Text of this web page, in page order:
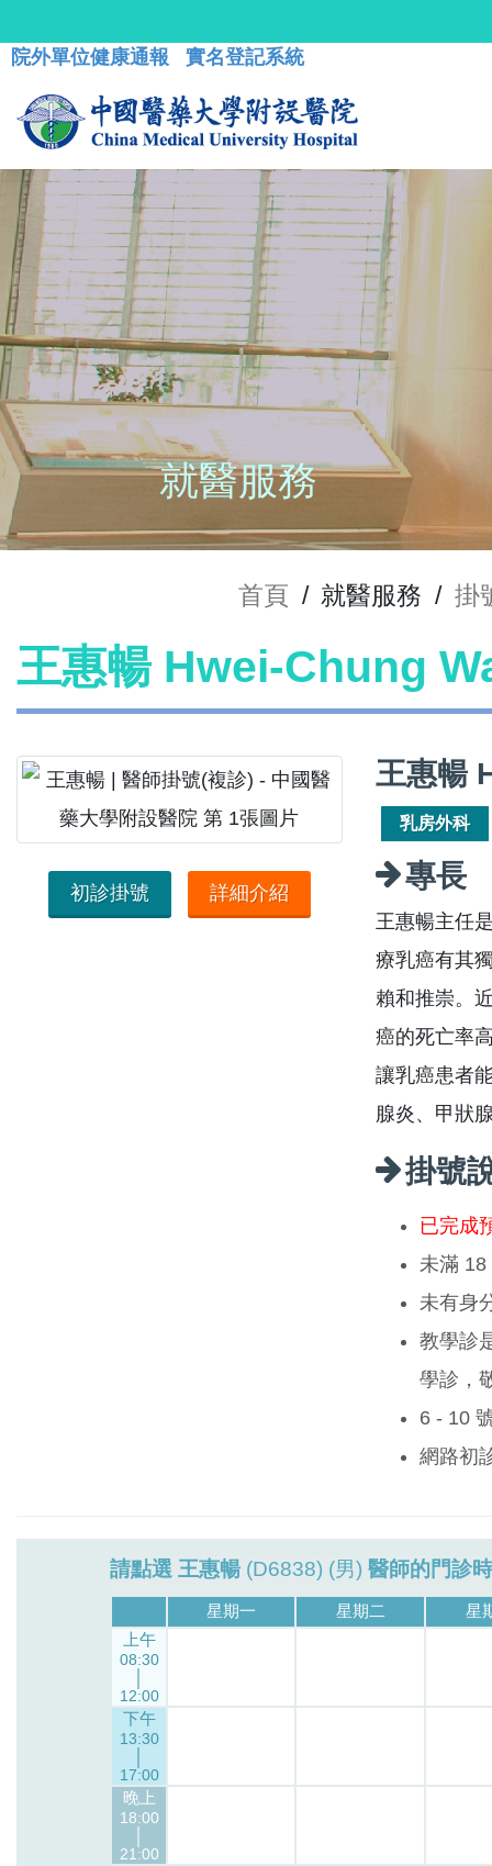
院外單位健康通報 實名登記系統
就醫服務
首頁 / 就醫服務 / 掛
王惠暢 Hwei-Chung
初診掛號 詳細介紹
王惠暢
乳房外科
專長
王惠暢主任
療乳癌有其
賴和推崇。
癌的死亡率
讓乳癌患者
腺炎、甲狀
掛號
已完成
未滿 18
未有身
教學診
學診，
6 - 10
網路初